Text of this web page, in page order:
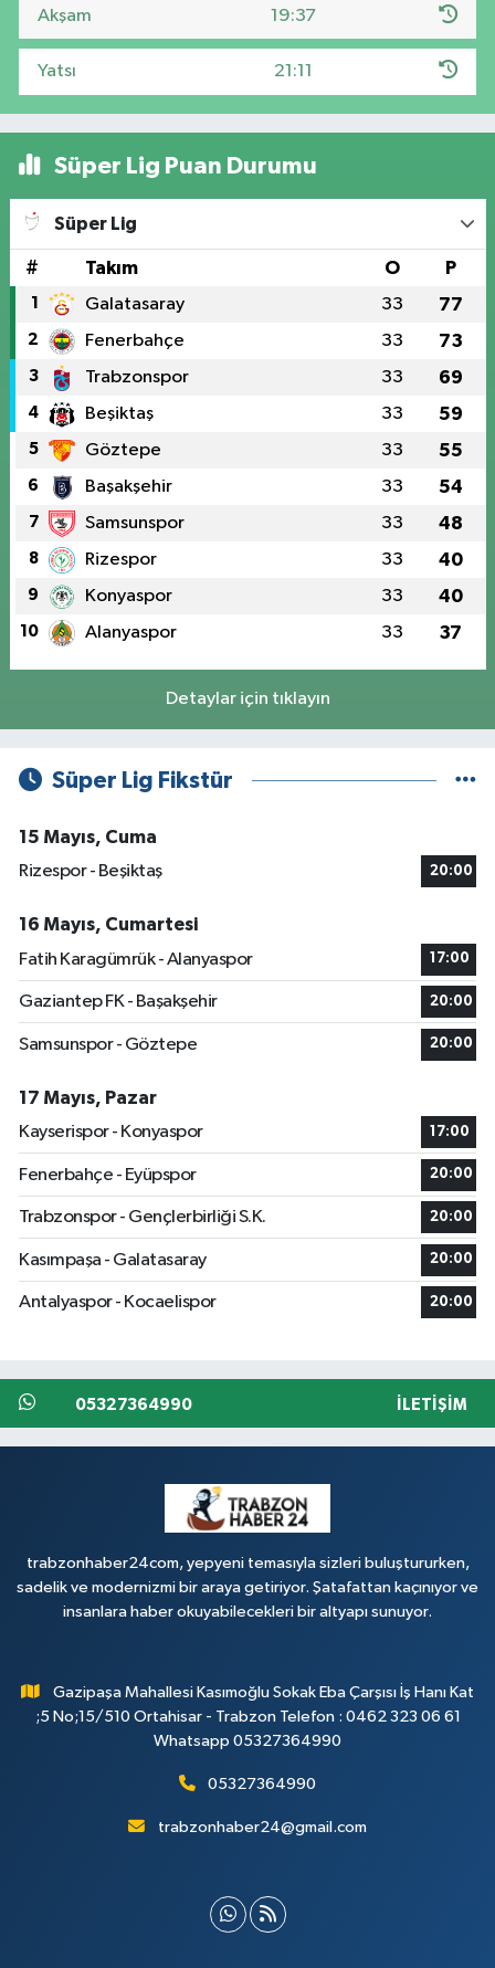
Akşam 19:37
Yatsı 21:11
Süper Lig Puan Durumu
Süper Lig
# Takım O P
1 Galatasaray 33 77
2 Fenerbahçe 33 73
3 Trabzonspor 33 69
4 Beşiktaş 33 59
5 Göztepe 33 55
6 Başakşehir 33 54
7 Samsunspor 33 48
8 Rizespor 33 40
9 Konyaspor 33 40
10 Alanyaspor 33 37
Detaylar için tıklayın
Süper Lig Fikstür
15 Mayıs, Cuma
Rizespor - Beşiktaş
20:00
16 Mayıs, Cumartesi
Fatih Karagümrük - Alanyaspor
17:00
Gaziantep FK - Başakşehir 20:00
Samsunspor - Göztepe 20:00
17 Mayıs, Pazar
Kayserispor - Konyaspor
17:00
Fenerbahçe - Eyüpspor 20:00
Trabzonspor - Gençlerbirliği S.K. 20:00
Kasımpaşa - Galatasaray 20:00
Antalyaspor - Kocaelispor 20:00
05327364990 İLETIŞIM
trabzonhaber24com, yepyeni temasıyla sizleri buluştururken,
sadelik ve modernizmi bir araya getiriyor. Şatafattan kaçınıyor ve
insanlara haber okuyabilecekleri bir altyapı sunuyor.
Gazipaşa Mahallesi Kasımoğlu Sokak Eba Çarşısı İş Hanı Kat
;5 No;15/510 Ortahisar - Trabzon Telefon : 0462 323 06 61
Whatsapp 05327364990
05327364990
trabzonhaber24@gmail.com